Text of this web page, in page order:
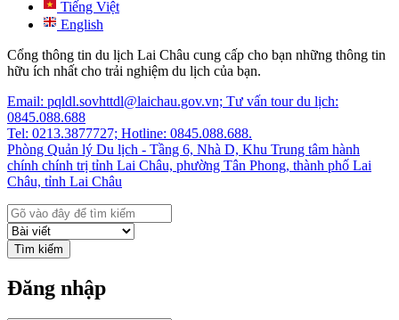
Tiếng Việt
English
Cổng thông tin du lịch Lai Châu cung cấp cho bạn những thông tin
hữu ích nhất cho trải nghiệm du lịch của bạn.
Email: pqldl.sovhttdl@laichau.gov.vn; Tư vấn tour du lịch:
0845.088.688
Tel: 0213.3877727; Hotline: 0845.088.688.
Phòng Quản lý Du lịch - Tầng 6, Nhà D, Khu Trung tâm hành
chính chính trị tỉnh Lai Châu, phường Tân Phong, thành phố Lai
Châu, tỉnh Lai Châu
Tìm kiếm
Đăng nhập